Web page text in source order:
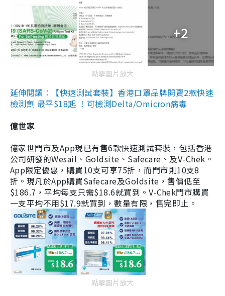
+2
點擊圖片放大
延伸閱讀：【快速測試套裝】香港口罩品牌開賣2款快速
檢測劑 最平$18起 ！可檢測Delta/Omicron病毒
億世家
億家世門市及App現已有售6款快速測試套裝，包括香港
公司研發的Wesail、Goldsite、Safecare、及V-Chek。
App限定優惠，購買10支可享75折，而門市則10支8
折。現凡於App購買Safecare及Goldsite，售價低至
$186.7，平均每支只需$18.6就買到。V-Chek門市購買
一支平均不用$17.9就買到，數量有限，售完即止。
點擊圖片放大